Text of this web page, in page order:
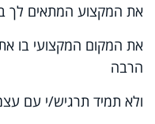
את המקצוע המתאים לך
את המקום המקצועי בו
הרבה
ולא תמיד תרגיש/י עם